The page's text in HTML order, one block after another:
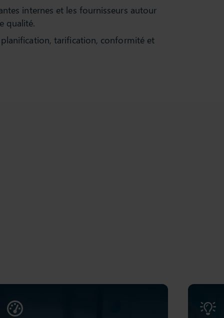
internes et les fournisseurs autour
qualité.
tarification, conformité et